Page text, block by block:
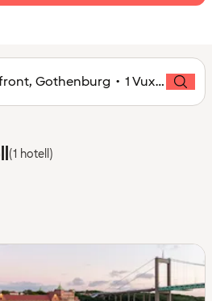
Gothenburg • 1 Vuxen
(1 hotell)